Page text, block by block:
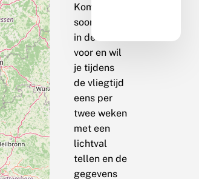
Komt de
soort bij jou
in de buurt
voor en wil
je tijdens
de vliegtijd
eens per
twee weken
met een
lichtval
tellen en de
gegevens